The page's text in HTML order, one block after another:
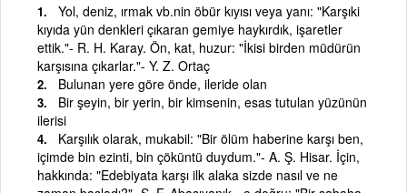
Yol, deniz, ırmak vb.nin öbür kıyısı veya yanı: "Karşıki
kıyıda yün denkleri çıkaran gemiye haykırdık, işaretler
ettik."- R. H. Karay. Ön, kat, huzur: "İkisi birden müdürün
karşısına çıkarlar."- Y. Z. Ortaç
Bulunan yere göre önde, ileride olan
Bir şeyin, bir yerin, bir kimsenin, esas tutulan yüzünün
ilerisi
Karşılık olarak, mukabil: "Bir ölüm haberine karşı ben,
içimde bin ezinti, bin çöküntü duydum."- A. Ş. Hisar. İçin,
hakkında: "Edebiyata karşı ilk alaka sizde nasıl ve ne